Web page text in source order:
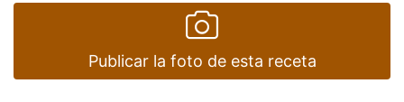
Publicar la foto de esta receta